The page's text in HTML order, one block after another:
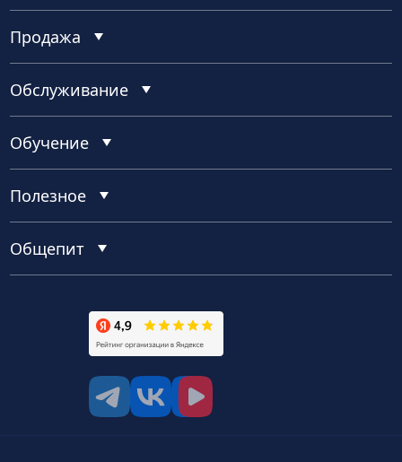
Продажа
Обслуживание
Обучение
Полезное
Общепит